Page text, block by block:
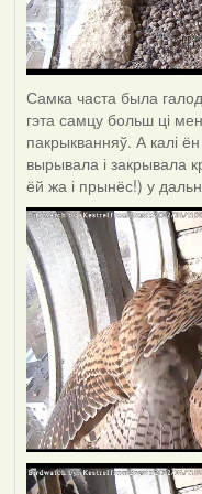
Самка часта была
гэта самцу больш ці
пакрыкванняў. А калі
вырывала і закрывала
ёй жа і прынёс!) у